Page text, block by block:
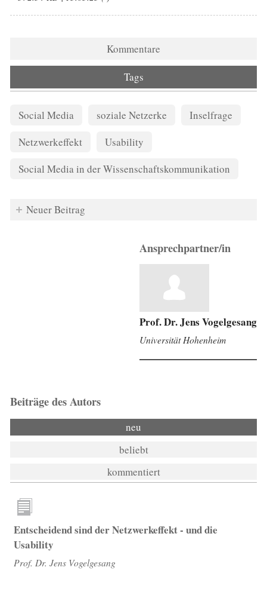
Kommentare
Tags
Social Media soziale Netzerke
Inselfrage
Netzwerkeffekt
Usability
Social Media in der Wissenschaftskommunikation
Neuer Beitrag
Ansprechpartner/in
Prof. Dr. Jens Vogelgesang
Universität Hohenheim
Beiträge des Autors
neu
beliebt
kommentiert
Entscheidend sind der Netzwerkeffekt - und die
Usability
Prof. Dr. Jens Vogelgesang